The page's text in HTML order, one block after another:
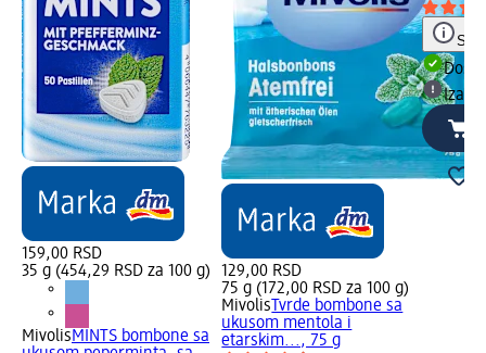
159,00 RSD
35 g (454,29 RSD za 100 g)
MivolisMINTS bombone sa
129,00 RSD
75 g (172,00 RSD za 100 g)
Mivolis Tvrde bombone sa
ukusom mentola i
etarskim..., 75 g